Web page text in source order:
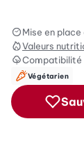
Mise en
Valeurs
Compatibilité
Végétarien